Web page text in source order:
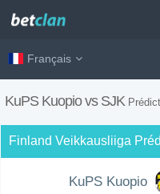
Français
KuPS Kuopio vs SJK
Finland Veikkausliiga
KuPS Kuopio